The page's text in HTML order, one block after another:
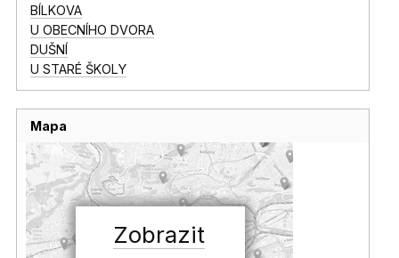
BÍLKOVA
U OBECNÍHO DVORA
DUŠNÍ
U STARÉ ŠKOLY
Mapa
Zobrazit